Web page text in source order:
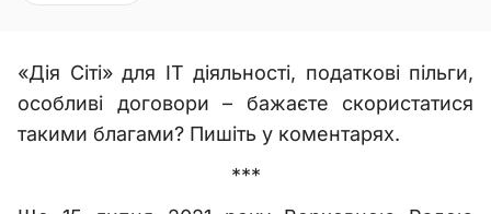
«Дія Сіті» для ІТ діяльності, податкові пільги,
особливі договори – бажаєте скористатися
такими благами? Пишіть у коментарях.
***